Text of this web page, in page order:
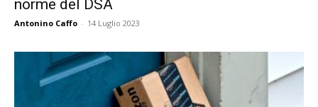
norme del DSA
Antonino Caffo - 14 Luglio 2023